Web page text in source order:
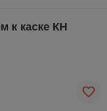
к каске КН